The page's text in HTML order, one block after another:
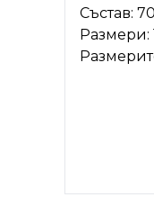
Състав:
Размери: